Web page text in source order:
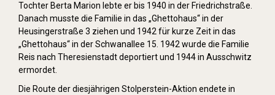
Tochter Berta Marion lebte er bis 1940 in der Friedrichstraße.
Danach musste die Familie in das „Ghettohaus“ in der
Heusingerstraße 3 ziehen und 1942 für kurze Zeit in das
„Ghettohaus“ in der Schwanallee 15. 1942 wurde die Familie
Reis nach Theresienstadt deportiert und 1944 in Ausschwitz
ermordet.
Die Route der diesjährigen Stolperstein-Aktion endete in